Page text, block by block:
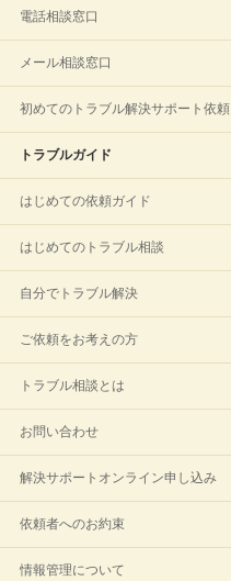
電話相談窓口
メール相談窓口
初めてのトラブル解決サポート依頼
トラブルガイド
はじめての依頼ガイド
はじめてのトラブル相談
自分でトラブル解決
ご依頼をお考えの方
トラブル相談とは
お問い合わせ
解決サポートオンライン申し込み
依頼者へのお約束
情報管理について